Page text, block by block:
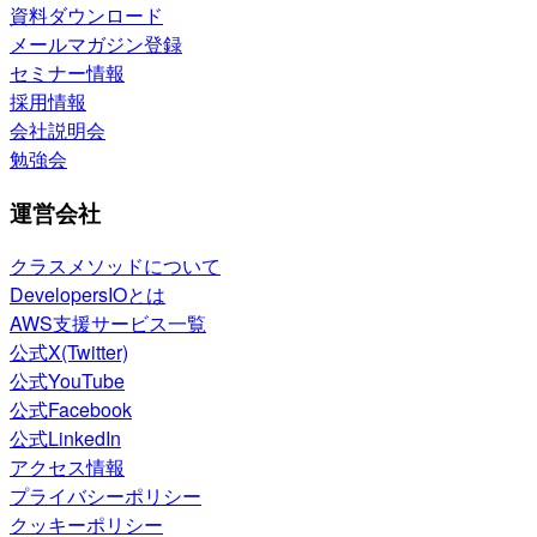
資料ダウンロード
メールマガジン登録
セミナー情報
採用情報
会社説明会
勉強会
運営会社
クラスメソッドについて
DevelopersIOとは
AWS支援サービス一覧
公式X(Twitter)
公式YouTube
公式Facebook
公式LinkedIn
アクセス情報
プライバシーポリシー
クッキーポリシー